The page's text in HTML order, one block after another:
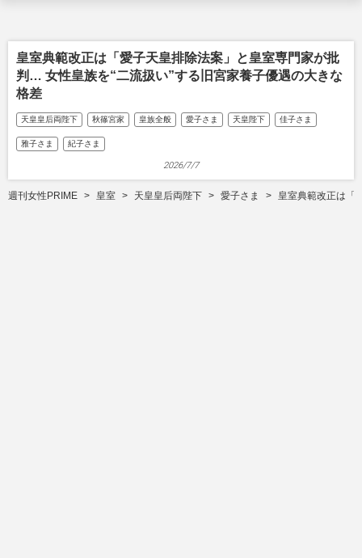
皇室典範改正は「愛子天皇排除法案」と皇室専門家が批
判… 女性皇族を“二流扱い”する旧宮家養子優遇の大きな
格差
天皇皇后両陛下 秋篠宮家 皇族全般 愛子さま 天皇陛下 佳子さま
雅子さま 紀子さま
2026/7/7
週刊女性PRIME 皇室 天皇皇后両陛下 愛子さま 皇室典範改正は「